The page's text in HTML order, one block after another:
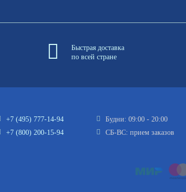
Быстрая доставка
по всей стране
+7 (495) 777-14-94
+7 (800) 200-15-94
Будни: 09:00 - 20:00
СБ-ВС: прием заказов